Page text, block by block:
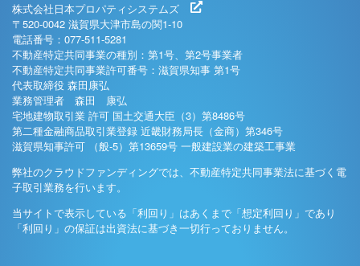
株式会社日本プロパティシステムズ
〒520-0042 滋賀県大津市島の関1-10
電話番号：077-511-5281
不動産特定共同事業の種別：第1号、第2号事業者
不動産特定共同事業許可番号：滋賀県知事 第1号
代表取締役 森田康弘
業務管理者 森田 康弘
宅地建物取引業 許可 国土交通大臣（3）第8486号
第二種金融商品取引業登録 近畿財務局長（金商）第346号
滋賀県知事許可 （般-5）第13659号 一般建設業の建築工事業
弊社のクラウドファンディングでは、不動産特定共同事業法に基づく電
子取引業務を行います。
当サイトで表示している「利回り」はあくまで「想定利回り」であり
「利回り」の保証は出資法に基づき一切行っておりません。